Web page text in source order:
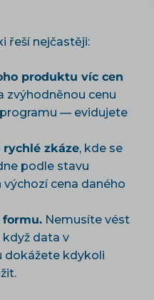
řeší nejčastěji:
produktu víc cen
zvýhodněnou cenu
— evidujete
rychlé zkáze, kde se
podle stavu
cena daného
formu. Nemusíte vést
když data v
dokážete kdykoli